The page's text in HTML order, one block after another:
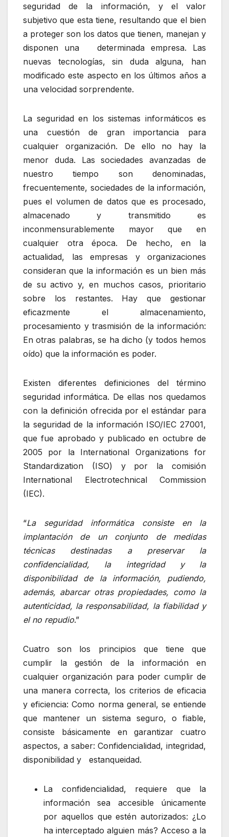
seguridad de la información, y el valor
subjetivo que esta tiene, resultando que el bien
a proteger son los datos que tienen, manejan y
disponen una determinada empresa. Las
nuevas tecnologías, sin duda alguna, han
modificado este aspecto en los últimos años a
una velocidad sorprendente.
La seguridad en los sistemas informáticos es
una cuestión de gran importancia para
cualquier organización. De ello no hay la
menor duda. Las sociedades avanzadas de
nuestro tiempo son denominadas,
frecuentemente, sociedades de la información,
pues el volumen de datos que es procesado,
almacenado y transmitido es
inconmensurablemente mayor que en
cualquier otra época. De hecho, en la
actualidad, las empresas y organizaciones
consideran que la información es un bien más
de su activo y, en muchos casos, prioritario
sobre los restantes. Hay que gestionar
eficazmente el almacenamiento,
procesamiento y trasmisión de la información:
En otras palabras, se ha dicho (y todos hemos
oído) que la información es poder.
Existen diferentes definiciones del término
seguridad informática. De ellas nos quedamos
con la definición ofrecida por el estándar para
la seguridad de la información ISO/IEC 27001,
que fue aprobado y publicado en octubre de
2005 por la International Organizations for
Standardization (ISO) y por la comisión
International Electrotechnical Commission
(IEC).
“La seguridad informática consiste en la
implantación de un conjunto de medidas
técnicas destinadas a preservar la
confidencialidad, la integridad y la
disponibilidad de la información, pudiendo,
además, abarcar otras propiedades, como la
autenticidad, la responsabilidad, la fiabilidad y
el no repudio.”
Cuatro son los principios que tiene que
cumplir la gestión de la información en
cualquier organización para poder cumplir de
una manera correcta, los criterios de eficacia
y eficiencia: Como norma general, se entiende
que mantener un sistema seguro, o fiable,
consiste básicamente en garantizar cuatro
aspectos, a saber: Confidencialidad, integridad,
disponibilidad y estanqueidad.
La confidencialidad, requiere que la
información sea accesible únicamente
por aquellos que estén autorizados: ¿Lo
ha interceptado alguien más? Acceso a la